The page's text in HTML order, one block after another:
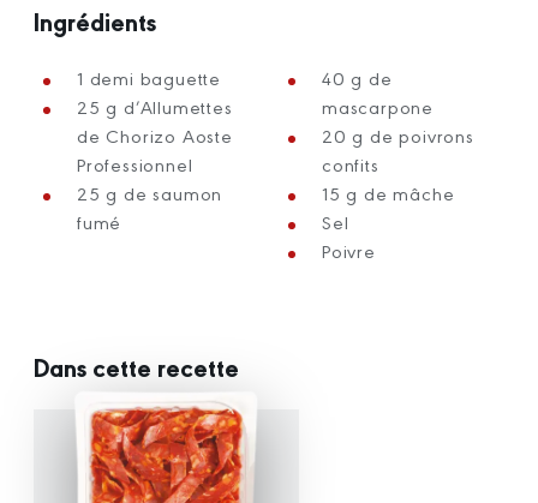
Ingrédients
1 demi baguette
25 g d’Allumettes
de Chorizo Aoste
Professionnel
25 g de saumon
fumé
40 g de
mascarpone
20 g de poivrons
confits
15 g de mâche
Sel
Poivre
Dans cette recette